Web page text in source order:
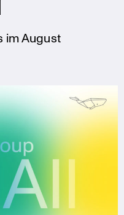
im August